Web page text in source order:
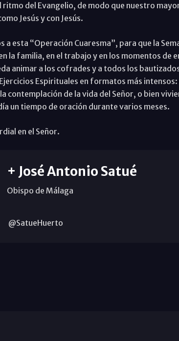
ritmo del Evangelio, de modo que nuestro
Jesús y con Jesús.
a esta “Operación Cuaresma”, para que la
la familia, en el trabajo y en los momentos de
animar a los cofrades y a todos los
Espirituales en formatos más
contemplación de la vida del Señor, o bien
un tiempo de oración durante varios meses.
en el Señor.
+ José Antonio Satué
Obispo de Málaga
@SatueHuerto